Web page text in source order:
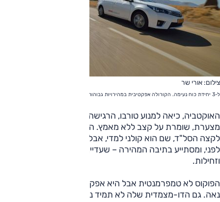
צילום: אורי שר
ל-3 יחידת כוח נעימה. הקורולה אפקטיבית במהירויות גבוהות אך רועשת
האוקטביה, כיאה למנוע טורבו, הרגישה חזקה מכולן בחצי
מצערת, שומרת על קצב ללא מאמץ. המנוע אינו אוהב לטפס
לקצה הסל"ד, שם הוא קולני למדי, אבל מציע כוח שמיש הרבה
לפני, ומסתייע בתיבה המהירה – שעדיין אינה נעימה בזינוקים
וזחילות.
הפוקוס לא טמפרמנטית אבל היא אפקטיבית, נעימה ובעלת צליל
נאה. גם הדו-מצמדית שלה לא תמיד נעימה בזחילות וזינוקים.